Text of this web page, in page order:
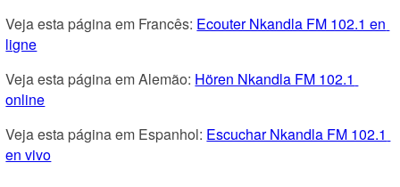
Veja esta página em Francês: Ecouter Nkandla FM 102.1 en
ligne
Veja esta página em Alemão: Hören Nkandla FM 102.1
online
Veja esta página em Espanhol: Escuchar Nkandla FM 102.1
en vivo